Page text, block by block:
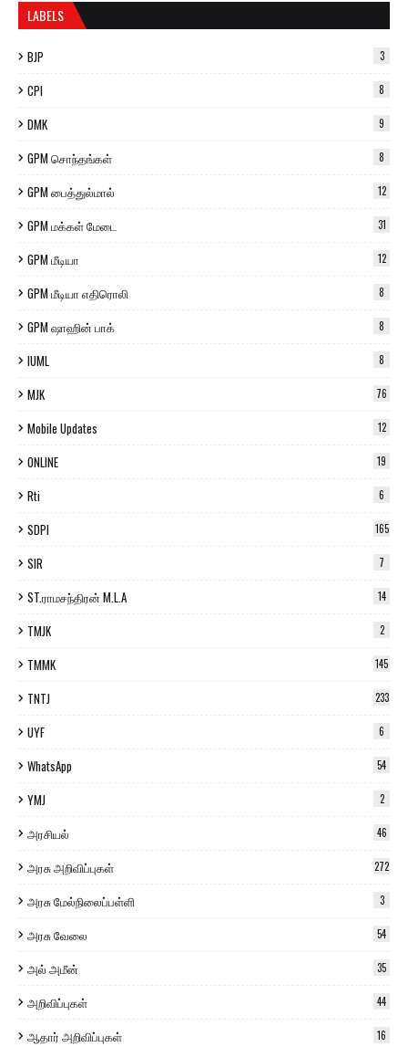
LABELS
BJP 3
CPI 8
DMK 9
GPM சொந்தங்கள் 8
GPM பைத்துல்மால் 12
GPM மக்கள் மேடை 31
GPM மீடியா 12
GPM மீடியா எதிரொலி 8
GPM ஷாஹின் பாக் 8
IUML 8
MJK 76
Mobile Updates 12
ONLINE 19
Rti 6
SDPI 165
SIR 7
ST.ராமசந்திரன் M.L.A 14
TMJK 2
TMMK 145
TNTJ 233
UYF 6
WhatsApp 54
YMJ 2
அரசியல் 46
அரசு அறிவிப்புகள் 272
அரசு மேல்நிலைப்பள்ளி 3
அரசு வேலை 54
அல் அமீன் 35
அறிவிப்புகள் 44
ஆதார் அறிவிப்புகள் 16